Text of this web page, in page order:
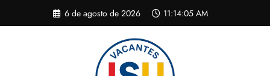
contenido
6 de agosto de 2026 11:14:06 AM